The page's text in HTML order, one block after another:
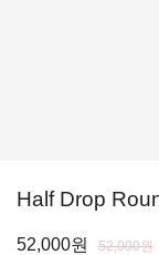
Half Drop
52,000원 52,000원